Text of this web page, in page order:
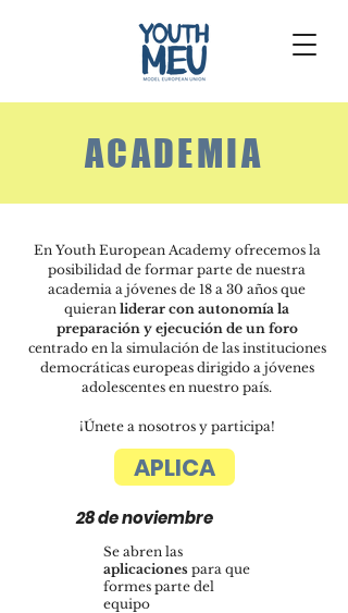
ACADEMIA
En Youth European Academy ofrecemos la
posibilidad de formar parte de nuestra
academia a jóvenes de 18 a 30 años que
quieran liderar con autonomía la
preparación y ejecución de un foro
centrado en la simulación de las instituciones
democráticas europeas dirigido a jóvenes
adolescentes en nuestro país.
¡Únete a nosotros y participa!
APLICA
28 de noviembre
Se abren las
aplicaciones para que
formes parte del
equipo